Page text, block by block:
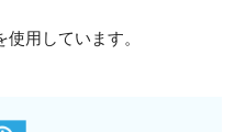
用しています。